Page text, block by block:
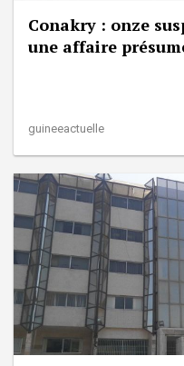
Conakry : onze
une affaire
guineeactuelle